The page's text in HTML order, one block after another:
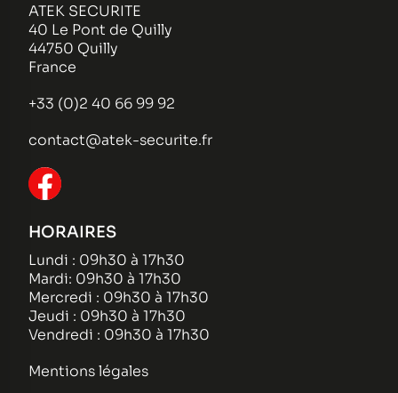
ATEK SECURITE
40 Le Pont de Quilly
44750 Quilly
France
+33 (0)2 40 66 99 92
contact@atek-securite.fr
HORAIRES
Lundi : 09h30 à 17h30
Mardi: 09h30 à 17h30
Mercredi : 09h30 à 17h30
Jeudi : 09h30 à 17h30
Vendredi : 09h30 à 17h30
Mentions légales